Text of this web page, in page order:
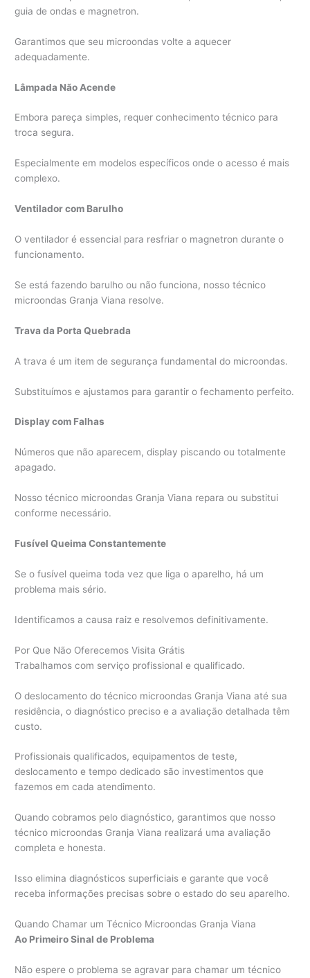
guia de ondas e magnetron.
Garantimos que seu microondas volte a aquecer
adequadamente.
Lâmpada Não Acende
Embora pareça simples, requer conhecimento técnico para
troca segura.
Especialmente em modelos específicos onde o acesso é mais
complexo.
Ventilador com Barulho
O ventilador é essencial para resfriar o magnetron durante o
funcionamento.
Se está fazendo barulho ou não funciona, nosso técnico
microondas Granja Viana resolve.
Trava da Porta Quebrada
A trava é um item de segurança fundamental do microondas.
Substituímos e ajustamos para garantir o fechamento perfeito.
Display com Falhas
Números que não aparecem, display piscando ou totalmente
apagado.
Nosso técnico microondas Granja Viana repara ou substitui
conforme necessário.
Fusível Queima Constantemente
Se o fusível queima toda vez que liga o aparelho, há um
problema mais sério.
Identificamos a causa raiz e resolvemos definitivamente.
Por Que Não Oferecemos Visita Grátis
Trabalhamos com serviço profissional e qualificado.
O deslocamento do técnico microondas Granja Viana até sua
residência, o diagnóstico preciso e a avaliação detalhada têm
custo.
Profissionais qualificados, equipamentos de teste,
deslocamento e tempo dedicado são investimentos que
fazemos em cada atendimento.
Quando cobramos pelo diagnóstico, garantimos que nosso
técnico microondas Granja Viana realizará uma avaliação
completa e honesta.
Isso elimina diagnósticos superficiais e garante que você
receba informações precisas sobre o estado do seu aparelho.
Quando Chamar um Técnico Microondas Granja Viana
Ao Primeiro Sinal de Problema
Não espere o problema se agravar para chamar um técnico